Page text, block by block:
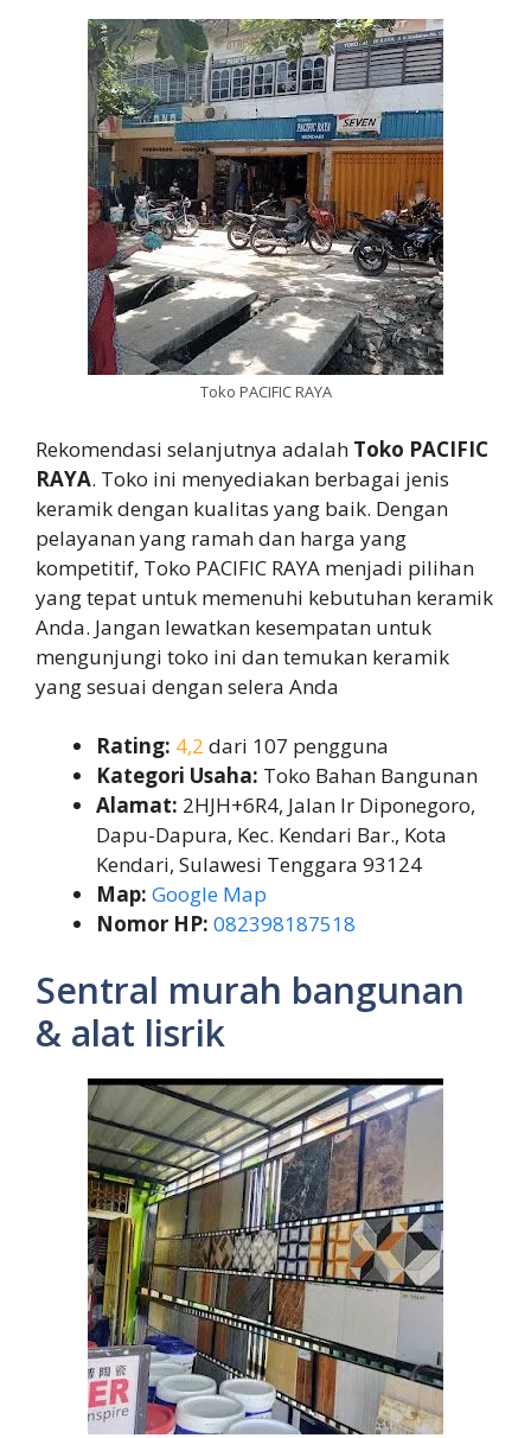
Toko PACIFIC RAYA
Rekomendasi selanjutnya adalah Toko PACIFIC
RAYA. Toko ini menyediakan berbagai jenis
keramik dengan kualitas yang baik. Dengan
pelayanan yang ramah dan harga yang
kompetitif, Toko PACIFIC RAYA menjadi pilihan
yang tepat untuk memenuhi kebutuhan keramik
Anda. Jangan lewatkan kesempatan untuk
mengunjungi toko ini dan temukan keramik
yang sesuai dengan selera Anda
Rating: 4,2 dari 107 pengguna
Kategori Usaha: Toko Bahan Bangunan
Alamat: 2HJH+6R4, Jalan Ir Diponegoro,
Dapu-Dapura, Kec. Kendari Bar., Kota
Kendari, Sulawesi Tenggara 93124
Map: Google Map
Nomor HP: 082398187518
Sentral murah bangunan
& alat lisrik